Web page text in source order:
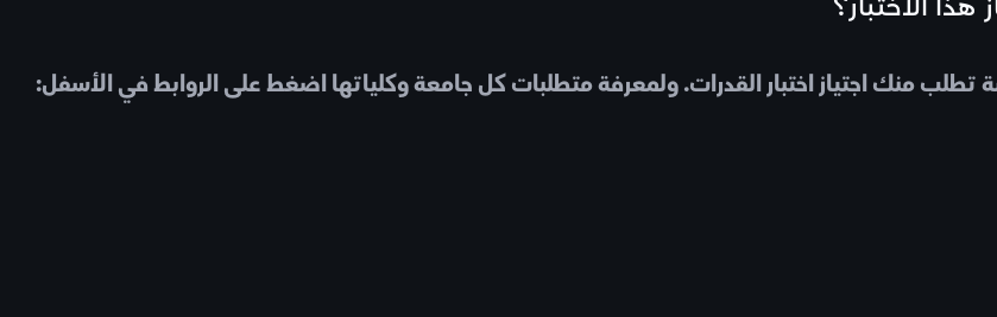
منك اجتياز اختبار القدرات. ولمعرفة متطلبات كل جامعة وكلياتها اضغط على الروابط في الأسفل: